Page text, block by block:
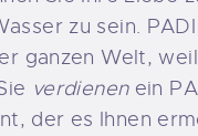
zu sein.
ganzen Welt,
verdienenein
der es Ihnen